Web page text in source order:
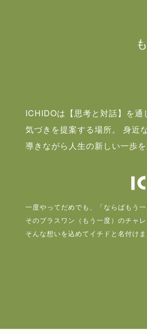
ICHIDOは【思考と対話】を
気づきを提案する場所。 身近
導きながら人生の新しい一歩
一度やってだめでも、「ならばもう
そのプラスワン（もう一度）のチャ
そんな想いを込めてイチドと名付けま